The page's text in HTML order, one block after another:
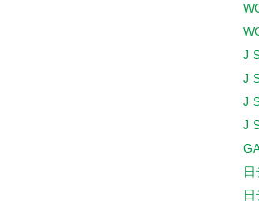
J
J
J
J
日
日